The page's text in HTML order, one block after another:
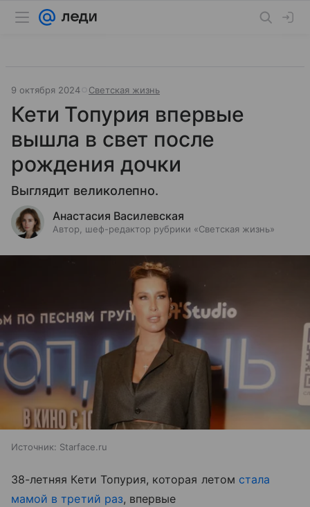
9 октября 2024 Светская жизнь
Кети Топурия впервые
вышла в свет после
рождения дочки
Выглядит великолепно.
Анастасия Василевская
Автор, шеф-редактор рубрики «Светская жизнь»
Источник: Starface.ru
38-летняя Кети Топурия, которая летом стала
мамой в третий раз, впервые